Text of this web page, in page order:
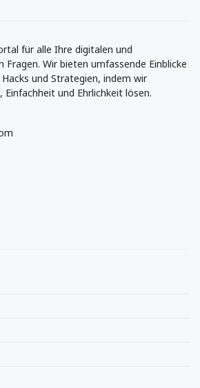
für alle Ihre digitalen und
Wir bieten umfassende Einblicke
und Strategien, indem wir
und Ehrlichkeit lösen.